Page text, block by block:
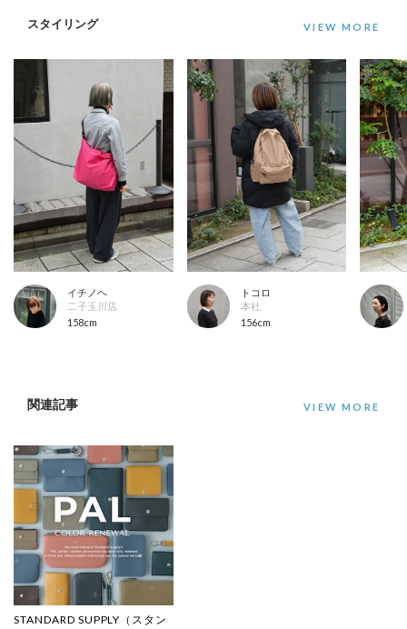
スタイリング
イチノヘ
二子玉川店
158cm
トコロ
本社
156cm
関連記事
STANDARD SUPPLY（スタン
VIEW MORE